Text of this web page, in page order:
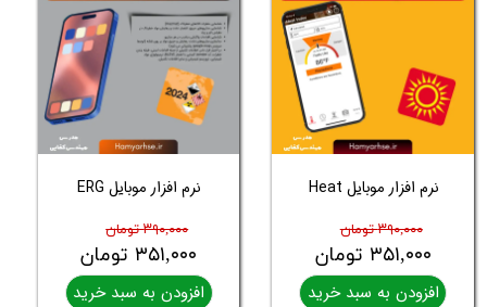
نرم افزار موبایل Heat
۳۹۰,۰۰۰ تومان
۳۵۱,۰۰۰ تومان
افزودن به سبد خرید
نرم افزار موبایل ERG
۳۹۰,۰۰۰ تومان
۳۵۱,۰۰۰ تومان
افزودن به سبد خرید